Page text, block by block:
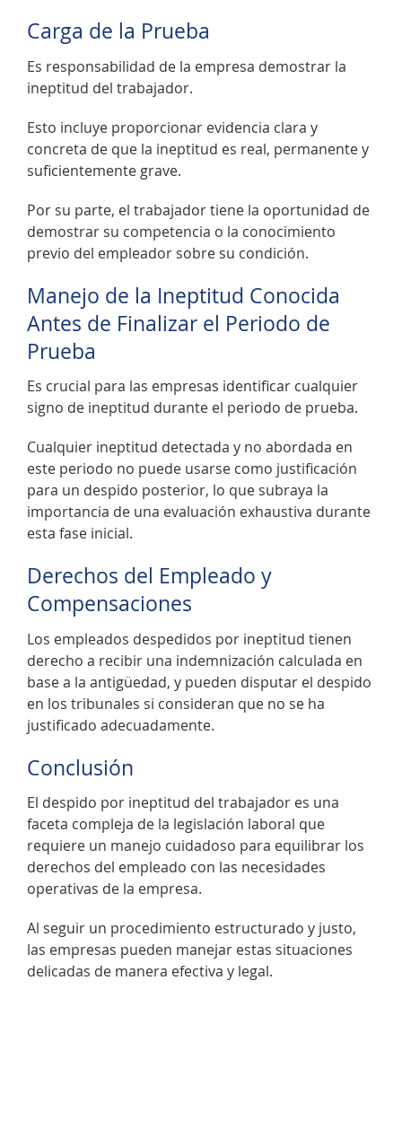
Carga de la Prueba
Es responsabilidad de la empresa demostrar la
ineptitud del trabajador.
Esto incluye proporcionar evidencia clara y
concreta de que la ineptitud es real, permanente y
suficientemente grave.
Por su parte, el trabajador tiene la oportunidad de
demostrar su competencia o la conocimiento
previo del empleador sobre su condición.
Manejo de la Ineptitud Conocida
Antes de Finalizar el Periodo de
Prueba
Es crucial para las empresas identificar cualquier
signo de ineptitud durante el periodo de prueba.
Cualquier ineptitud detectada y no abordada en
este periodo no puede usarse como justificación
para un despido posterior, lo que subraya la
importancia de una evaluación exhaustiva durante
esta fase inicial.
Derechos del Empleado y
Compensaciones
Los empleados despedidos por ineptitud tienen
derecho a recibir una indemnización calculada en
base a la antigüedad, y pueden disputar el despido
en los tribunales si consideran que no se ha
justificado adecuadamente.
Conclusión
El despido por ineptitud del trabajador es una
faceta compleja de la legislación laboral que
requiere un manejo cuidadoso para equilibrar los
derechos del empleado con las necesidades
operativas de la empresa.
Al seguir un procedimiento estructurado y justo,
las empresas pueden manejar estas situaciones
delicadas de manera efectiva y legal.